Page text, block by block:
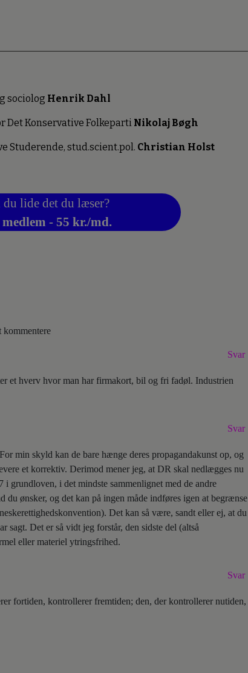
sociolog Henrik Dahl
Det Konservative Folkeparti Nikolaj Bøgh
Studerende, stud.scient.pol. Christian Holst
du lide det du læser?
- 55 kr./md.
et hverv hvor man har firmakort, bil og fri fadøl. Industrien
Svar
min skyld kan de bare hænge deres propagandakunst op, og
et korrektiv. Derimod mener jeg, at DR skal nedlægges nu
i grundloven, i det mindste sammenlignet med de andre
du ønsker, og det kan på ingen måde indføres igen at begrænse
Det kan så være, sandt eller ej, at du
sagt. Det er så vidt jeg forstår, den sidste del (altså
eller materiel ytringsfrihed.
Svar
fortiden, kontrollerer fremtiden; den, der kontrollerer nutiden,
Svar